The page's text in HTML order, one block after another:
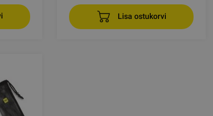
Lisa ostukorvi